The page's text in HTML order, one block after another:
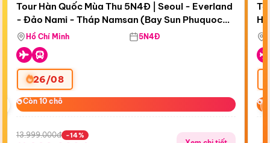
Còn19 ngày 09:45:27
Tour Hàn Quốc Mùa Thu 5N4Đ | Seoul - Everland
- Đảo Nami - Tháp Namsan (Bay Sun Phuquoc
Airways)
Hồ Chí Minh 5N4Đ
26/08
Còn 10 chỗ
Còn 10 chỗ
13.999.000đ -14%